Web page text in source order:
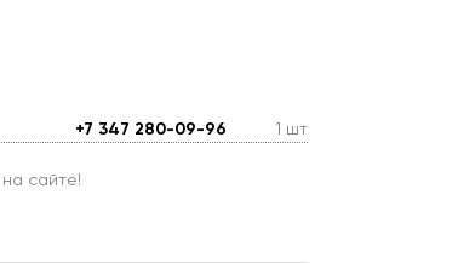
+7 347 280-09-96 1 шт
сайте!